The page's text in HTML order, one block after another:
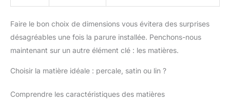
Faire le bon choix de dimensions vous évitera des surprises
désagréables une fois la parure installée. Penchons-nous
maintenant sur un autre élément clé : les matières.
Choisir la matière idéale : percale, satin ou lin ?
Comprendre les caractéristiques des matières